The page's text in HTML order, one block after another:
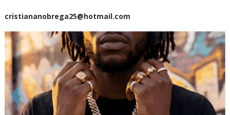
cristiananobrega25@hotmail.com